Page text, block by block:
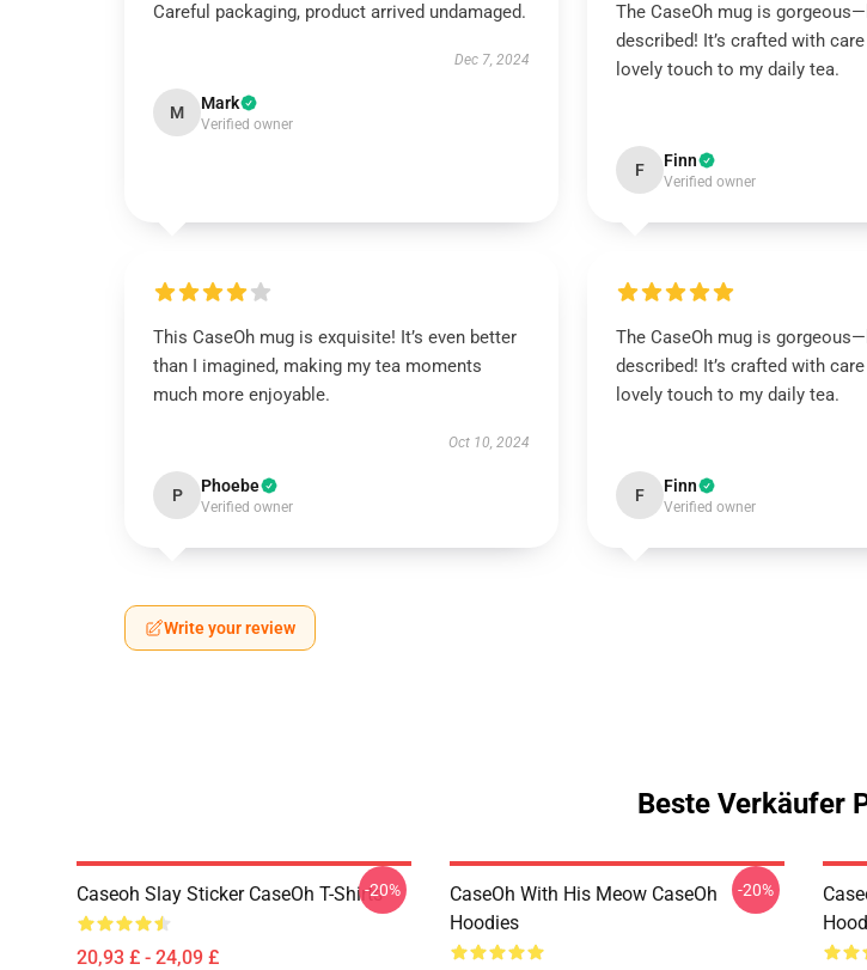
Careful packaging, product arrived undamaged.
Dec 7, 2024
M Mark
Verified owner
The CaseOh mug is
described! It’s crafted with
lovely touch to my daily tea.
F Finn
Verified owner
This CaseOh mug is exquisite! It’s even better
than I imagined, making my tea moments
much more enjoyable.
Oct 10, 2024
P Phoebe
Verified owner
The CaseOh mug is
described! It’s crafted with
lovely touch to my daily tea.
F Finn
Verified owner
Write your review
Beste Verkäufer
Caseoh Slay Sticker CaseOh T-Shirts
20,93 £ - 24,09 £
-20%
CaseOh With His Meow CaseOh
Hoodies
-20%